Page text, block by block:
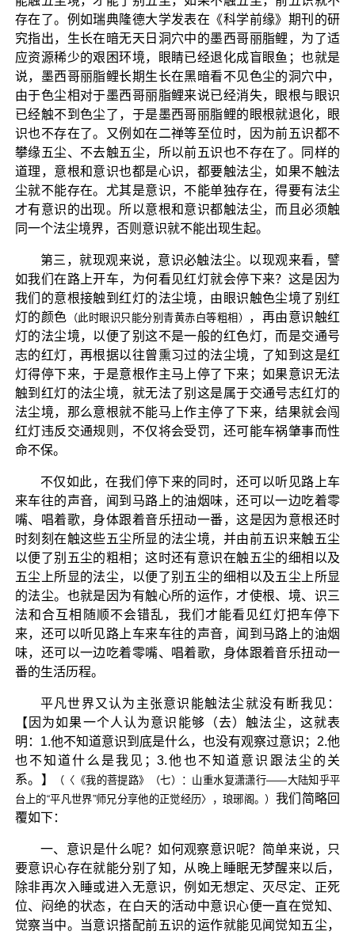
存在了。例如瑞典隆德大学发表在《科学前缘》期刊的研
究指出，生长在暗无天日洞穴中的墨西哥丽脂鲤，为了适
应资源稀少的艰困环境，眼睛已经退化成盲眼鱼；也就是
说，墨西哥丽脂鲤长期生长在黑暗看不见色尘的洞穴中，
由于色尘相对于墨西哥丽脂鲤来说已经消失，眼根与眼识
已经触不到色尘了，于是墨西哥丽脂鲤的眼根就退化，眼
识也不存在了。又例如在二禅等至位时，因为前五识都不
攀缘五尘、不去触五尘，所以前五识也不存在了。同样的
道理，意根和意识也都是心识，都要触法尘，如果不触法
尘就不能存在。尤其是意识，不能单独存在，得要有法尘
才有意识的出现。所以意根和意识都触法尘，而且必须触
同一个法尘境界，否则意识就不能出现生起。
第三，就现观来说，意识必触法尘。以现观来看，譬
如我们在路上开车，为何看见红灯就会停下来？这是因为
我们的意根接触到红灯的法尘境，由眼识触色尘境了别红
灯的颜色 （此时眼识只能分别青黄赤白等粗相）
，再由意识触红
灯的法尘境，以便了别这不是一般的红色灯，而是交通号
志的红灯，再根据以往曾熏习过的法尘境，了知到这是红
灯得停下来，于是意根作主马上停了下来；如果意识无法
触到红灯的法尘境，就无法了别这是属于交通号志红灯的
法尘境，那么意根就不能马上作主停了下来，结果就会闯
红灯违反交通规则，不仅将会受罚，还可能车祸肇事而性
命不保。
不仅如此，在我们停下来的同时，还可以听见路上车
来车往的声音，闻到马路上的油烟味，还可以一边吃着零
嘴、唱着歌，身体跟着音乐扭动一番，这是因为意根还时
时刻刻在触这些五尘所显的法尘境，并由前五识来触五尘
以便了别五尘的粗相；这时还有意识在触五尘的细相以及
五尘上所显的法尘，以便了别五尘的细相以及五尘上所显
的法尘。也就是因为有触心所的运作，才使根、境、识三
法和合互相随顺不会错乱，我们才能看见红灯把车停下
来，还可以听见路上车来车往的声音，闻到马路上的油烟
味，还可以一边吃着零嘴、唱着歌，身体跟着音乐扭动一
番的生活历程。
平凡世界又认为主张意识能触法尘就没有断我见：
【因为如果一个人认为意识能够（去）触法尘，这就表
明：1.他不知道意识到底是什么，也没有观察过意识；2.他
也不知道什么是我见；3.他也不知道意识跟法尘的关
系。】
（〈《我的菩提路》（七）：山重水复潇潇行——大陆知乎平
台上的“平凡世界”师兄分享他的正觉经历〉，琅琊阁。） 我们简略回
覆如下：
一、意识是什么呢？如何观察意识呢？简单来说，只
要意识心存在就能分别了知，从晚上睡眠无梦醒来以后，
除非再次入睡或进入无意识，例如无想定、灭尽定、正死
位、闷绝的状态，在白天的活动中意识心便一直在觉知、
觉察当中。当意识搭配前五识的运作就能见闻觉知五尘，